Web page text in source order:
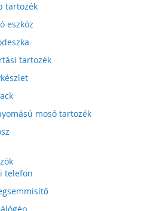
tartozék
eszköz
tartozék
mosó tartozék
telefon